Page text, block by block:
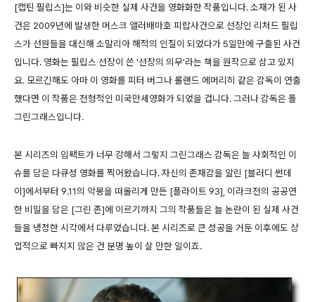
[캡틴 필립스]는 이와 비슷한 실제 사건을 영화화한 작품입니다. 소재가 된 사
건은 2009년에 발생한 머스크 앨러배마호 피랍사건으로 선장인 리처드 필립
스가 선원들을 대신해 소말리아 해적의 인질이 되었다가 5일만에 구출된 사건
입니다. 영화는 필립스 선장이 쓴 '선장의 의무'라는 책을 원작으로 삼고 있지
요. 모르긴해도 아마 이 영화를 피터 버그나 롤랜드 에머리히 같은 감독이 연출
했다면 이 작품은 전형적인 미국만세영화가 되었을 겁니다. 그러나 감독은 폴
그린그래스입니다.
본 시리즈의 임팩트가 너무 강해서 그렇지 그린그래스 감독은 늘 사회적인 이
슈를 담은 다큐성 영화를 찍어왔습니다. 자신의 존재감을 알린 [블러디 썬데
이]에서부터 9.11의 악몽을 떠올리게 만든 [플라이트 93], 이라크전의 공공연
한 비밀을 담은 [그린 존]에 이르기까지 그의 작품들은 늘 논란이 된 실제 사건
들을 냉정한 시각에서 다루었습니다. 본 시리즈로 큰 성공을 거둔 이후에도 상
업적으로 빠지지 않은 건 분명 높이 살 만한 일이죠.